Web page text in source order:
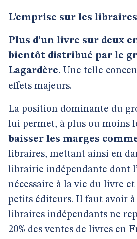
L’emprise sur les libraires
Plus d’un livre sur deux
bientôt distribué par le
Lagardère. Une telle
effets majeurs.
La position dominante du
lui permet, à plus ou moins
baisser les marges
libraires, mettant ainsi en
librairie indépendante dont
nécessaire à la vie du livre
petits éditeurs. Il faut avoir à
libraires indépendants ne
20% des ventes de livres en